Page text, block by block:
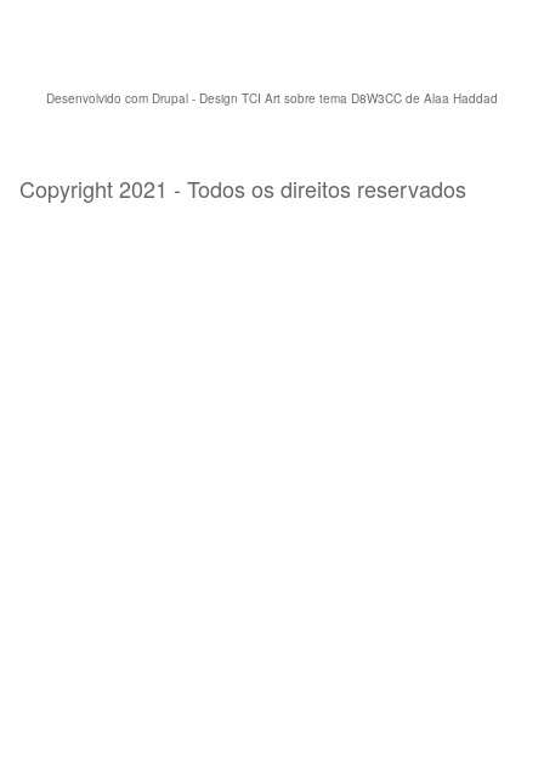
o
Desenvolvido com Drupal - Design TCI Art sobre tema D8W3CC de Alaa Haddad
Copyright 2021 - Todos os direitos reservados